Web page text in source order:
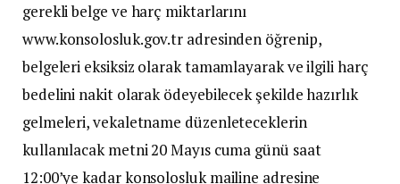
gerekli belge ve harç miktarlarını
www.konsolosluk.gov.tr adresinden öğrenip,
belgeleri eksiksiz olarak tamamlayarak ve ilgili harç
bedelini nakit olarak ödeyebilecek şekilde hazırlık
gelmeleri, vekaletname düzenleteceklerin
kullanılacak metni 20 Mayıs cuma günü saat
12:00’ye kadar konsolosluk mailine adresine